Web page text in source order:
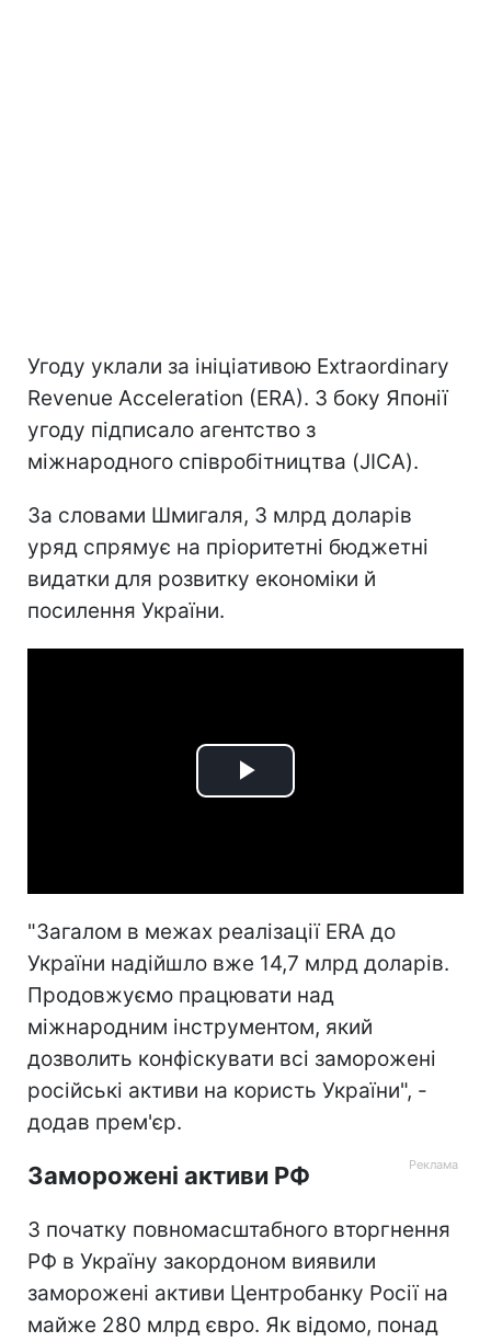
Угоду уклали за ініціативою Extraordinary
Revenue Acceleration (ERA). З боку Японії
угоду підписало агентство з
міжнародного співробітництва (JICA).
За словами Шмигаля, 3 млрд доларів
уряд спрямує на пріоритетні бюджетні
видатки для розвитку економіки й
посилення України.
Play
"Загалом в межах реалізації ERA до
України надійшло вже 14,7 млрд доларів.
Продовжуємо працювати над
міжнародним інструментом, який
дозволить конфіскувати всі заморожені
російські активи на користь України", -
додав прем'єр.
Заморожені активи РФ
З початку повномасштабного вторгнення
РФ в Україну закордоном виявили
заморожені активи Центробанку Росії на
майже 280 млрд євро. Як відомо, понад